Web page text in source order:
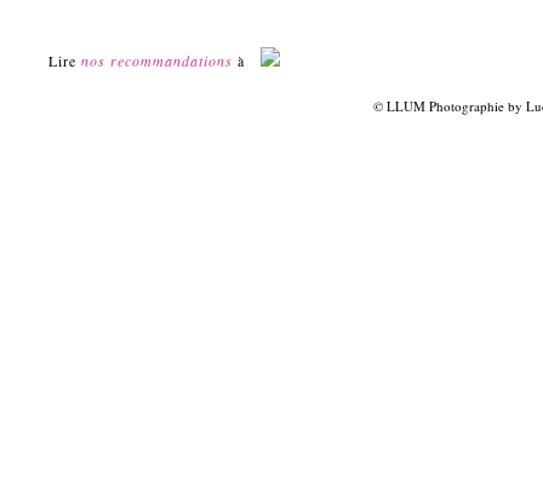
Lire nos recommandations à
© LLUM Photographie by